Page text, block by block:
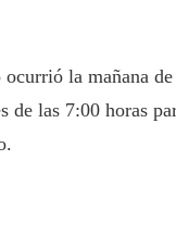
la mañana
las 7:00 horas